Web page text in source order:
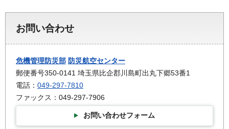
お問い合わせ
危機管理防災部 防災航空センター
郵便番号350-0141 埼玉県比企郡川島町出丸下郷53番1
電話： 049-297-7810
ファックス：049-297-7906
お問い合わせフォーム